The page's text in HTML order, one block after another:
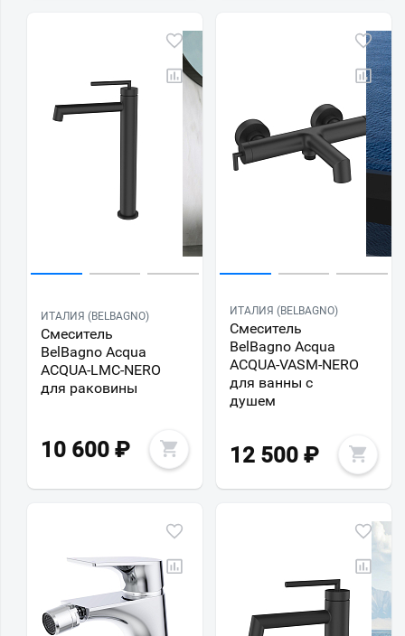
ИТАЛИЯ (BELBAGNO)
Смеситель
BelBagno Acqua
ACQUA-LMC-NERO
для раковины
10 600 ₽
ИТАЛИЯ (BELBAGNO)
Смеситель
BelBagno Acqua
ACQUA-VASM-NERO
для ванны с
душем
12 500 ₽